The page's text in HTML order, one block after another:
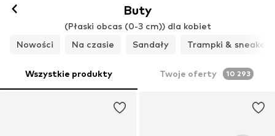
Buty
(Płaski obcas (0-3 cm)) dla kobiet
Nowości
Na czasie Sandały Trampki &
Wszystkie produkty Twoje oferty 10 293